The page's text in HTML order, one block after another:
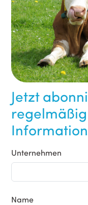
Jetzt
Unternehmen
Name